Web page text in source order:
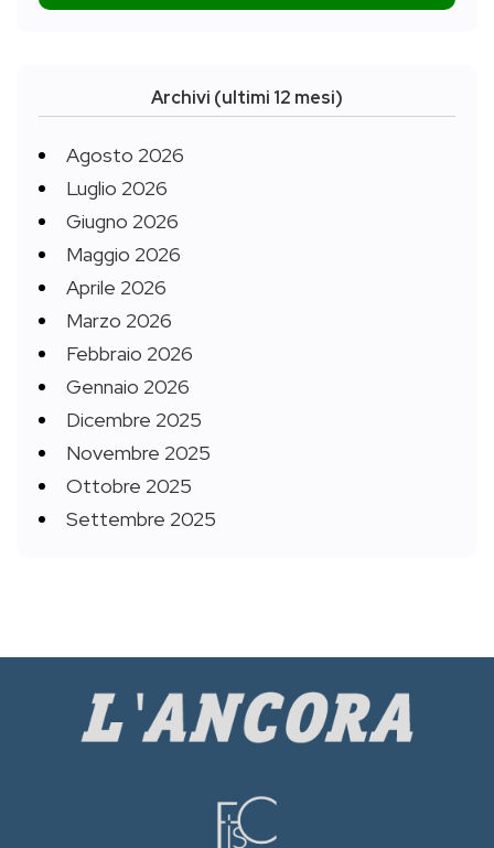
Archivi (ultimi 12 mesi)
Agosto 2026
Luglio 2026
Giugno 2026
Maggio 2026
Aprile 2026
Marzo 2026
Febbraio 2026
Gennaio 2026
Dicembre 2025
Novembre 2025
Ottobre 2025
Settembre 2025